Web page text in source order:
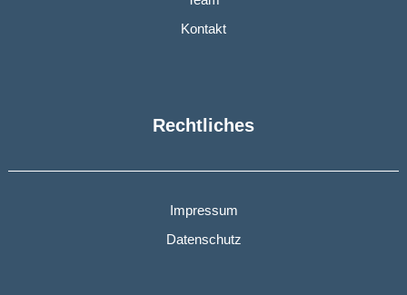
Kontakt
Rechtliches
Impressum
Datenschutz